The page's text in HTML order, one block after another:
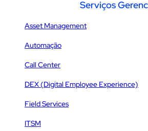
Serviços
Asset Management
Automação
Call Center
DEX (Digital Employee Experience)
Field Services
ITSM